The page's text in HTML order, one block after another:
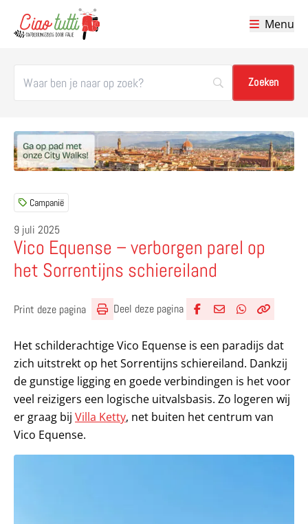
Menu
Campanië
9 juli 2025
Vico Equense – verborgen parel op
het Sorrentijns schiereiland
Print deze pagina Deel deze pagina
Het schilderachtige Vico Equense is een paradijs dat
zich uitstrekt op het Sorrentijns schiereiland. Dankzij
de gunstige ligging en goede verbindingen is het voor
veel reizigers een logische uitvalsbasis. Zo logeren wij
er graag bij Villa Ketty, net buiten het centrum van
Vico Equense.